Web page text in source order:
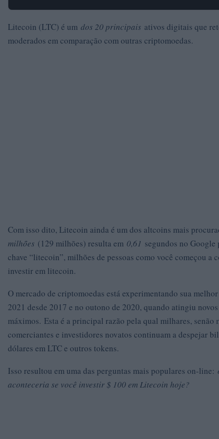
Litecoin (LTC) é um dos 20 principais ativos digitais que
moderados em comparação com outras criptomoedas.
Com isso dito, Litecoin ainda é um dos altcoins mais
milhões (129 milhões) resulta em 0,61 segundos no Google
chave “litecoin”, milhões de pessoas como você começou a
investir em litecoin.
O mercado de criptomoedas está experimentando sua
2021 desde 2017 e no outono de 2020, quando atingiu novos
máximos. Esta é a principal razão pela qual milhares, senão
comerciantes e investidores novatos continuam a despejar
dólares em LTC e outros tokens.
Isso resultou em uma das perguntas mais populares on-line:
aconteceria se você investir $ 100 em Litecoin hoje?